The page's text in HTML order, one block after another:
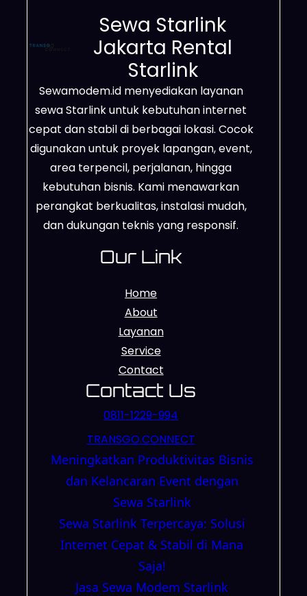
Sewa Starlink
Jakarta Rental
Starlink
Sewamodem.id menyediakan layanan
sewa Starlink untuk kebutuhan internet
cepat dan stabil di berbagai lokasi. Cocok
digunakan untuk proyek lapangan, event,
area terpencil, perjalanan, hingga
kebutuhan bisnis. Kami menawarkan
perangkat berkualitas, instalasi mudah,
dan dukungan teknis yang responsif.
Our Link
Home
About
Layanan
Service
Contact
Contact Us
0811-1229-994
TRANSGO.CONNECT
Meningkatkan Produktivitas Bisnis
dan Kelancaran Event dengan
Sewa Starlink
Sewa Starlink Terpercaya: Solusi
Internet Cepat & Stabil di Mana
Saja!
Jasa Sewa Modem Starlink